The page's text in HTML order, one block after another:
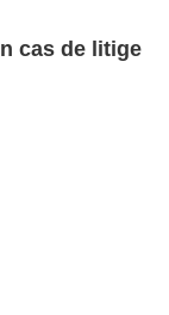
cas de litige